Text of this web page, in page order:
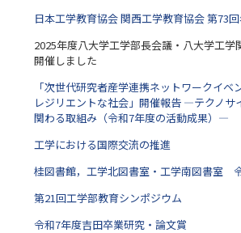
日本工学教育協会 関西工学教育協会 第73
2025年度八大学工学部長会議・八大学工学
開催しました
「次世代研究者産学連携ネットワークイベ
レジリエントな社会」開催報告 ―テクノサ
関わる取組み（令和7年度の活動成果）―
工学における国際交流の推進
桂図書館，工学北図書室・工学南図書室
第21回工学部教育シンポジウム
令和7年度吉田卒業研究・論文賞